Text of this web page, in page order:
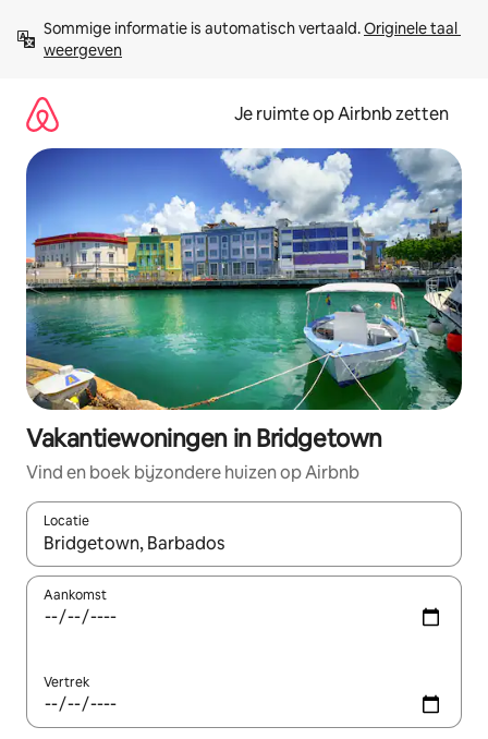
direct
naar
Sommige informatie is automatisch vertaald. Originele taal
weergeven
Je ruimte op Airbnb zetten
Vakantiewoningen in Bridgetown
Vind en boek bijzondere huizen op Airbnb
Locatie
Wanneer er suggesties beschikbaar zijn, maak je een keuze
Aankomst
Vertrek